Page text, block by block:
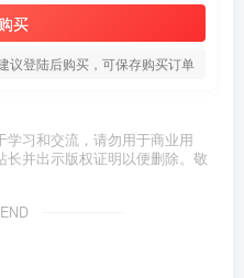
买
议登陆后购买，可保存购买订单
习和交流，请勿用于商业用
并出示版权证明以便删除。敬